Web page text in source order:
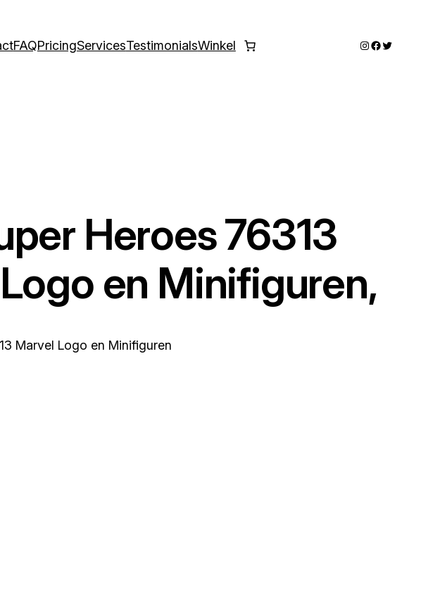
FAQPricingServicesTestimonialsWinkel Instagram
Twitter
Heroes 76313
en Minifiguren,
Marvel Logo en Minifiguren